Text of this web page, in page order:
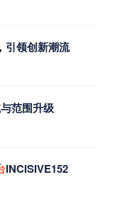
，引领创新潮流
范围升级
INCISIVE152